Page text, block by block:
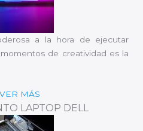
a la hora de ejecutar
de creatividad es la
VER MÁS
LAPTOP DELL